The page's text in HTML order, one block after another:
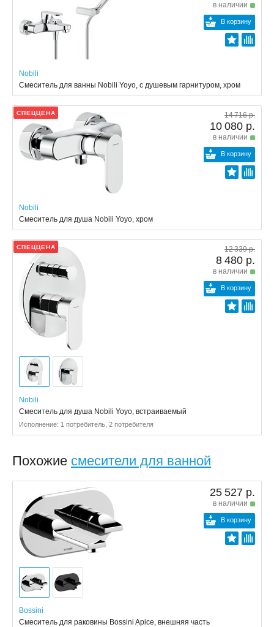
в наличии
В корзину
Nobili
Смеситель для ванны Nobili Yoyo, с душевым гарнитуром, хром
СПЕЦЦЕНА 14 716 р.
10 080 р.
в наличии
В корзину
Nobili
Смеситель для душа Nobili Yoyo, хром
СПЕЦЦЕНА 12 339 р.
8 480 р.
в наличии
В корзину
Nobili
Смеситель для душа Nobili Yoyo, встраиваемый
Исполнение: 1 потребитель, 2 потребителя
Похожие смесители для ванной
25 527 р.
в наличии
В корзину
Bossini
Смеситель для раковины Bossini Apice, внешняя часть